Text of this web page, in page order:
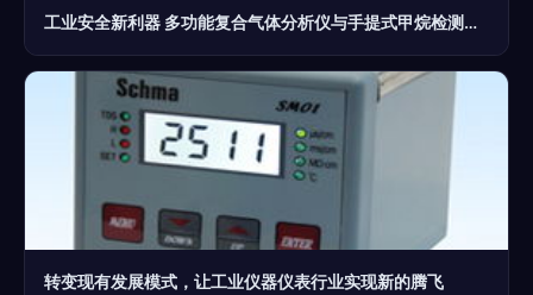
工业安全新利器 多功能复合气体分析仪与手提式甲烷检测仪的应用与价值
转变现有发展模式，让工业仪器仪表行业实现新的腾飞